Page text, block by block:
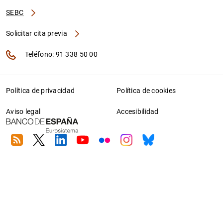
SEBC
Solicitar cita previa
Teléfono: 91 338 50 00
Política de privacidad Política de cookies
Aviso legal Accesibilidad
RSS TwitterLinkedin
YoutubeFlickrInstagram
Bluesky